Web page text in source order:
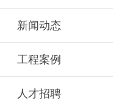
新闻动态
工程案例
人才招聘